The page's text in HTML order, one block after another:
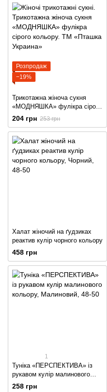
Розпродаж
−19%
Трикотажна жіноча сукня
«МОДНЯШКА» фулікра сірого
кольору
204 грн 253 грн
Халат жіночий на ґудзиках
реактив кулір чорного кольору
458 грн
1
Туніка «ПЕРСПЕКТИВА» із
рукавом кулір малинового
кольору
258 грн